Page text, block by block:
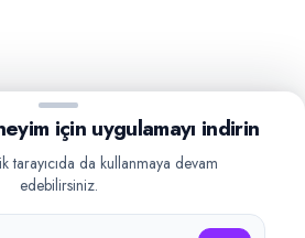
için uygulamayı indirin
tarayıcıda da kullanmaya devam
edebilirsiniz.